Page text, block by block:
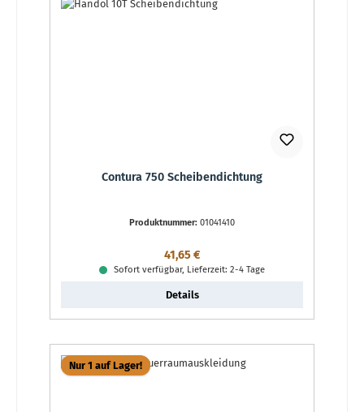
Contura 750 Scheibendichtung
Produktnummer: 01041410
Regulärer Preis:
41,65 €
Sofort verfügbar, Lieferzeit: 2-4 Tage
Details
Nur 1 auf Lager!